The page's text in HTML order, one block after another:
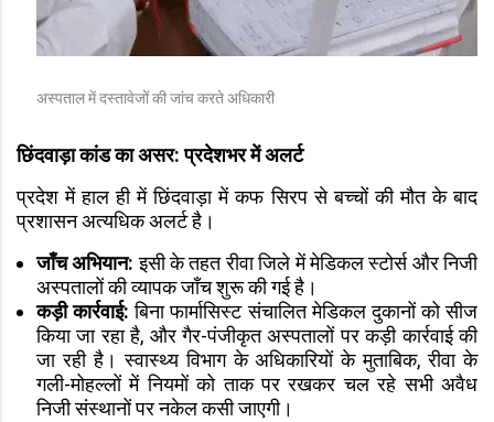
अस्पताल में दस्तावेजों की जांच करते अधिकारी
छिंदवाड़ा कांड का असर: प्रदेशभर में अलर्ट
प्रदेश में हाल ही में छिंदवाड़ा में कफ सिरप से बच्चों की मौत के बाद
प्रशासन अत्यधिक अलर्ट है।
जाँच अभियान: इसी के तहत रीवा जिले में मेडिकल स्टोर्स और निजी
अस्पतालों की व्यापक जाँच शुरू की गई है।
कड़ी कार्रवाई: बिना फार्मासिस्ट संचालित मेडिकल दुकानों को सीज
किया जा रहा है, और गैर-पंजीकृत अस्पतालों पर कड़ी कार्रवाई की
जा रही है। स्वास्थ्य विभाग के अधिकारियों के मुताबिक, रीवा के
गली-मोहल्लों में नियमों को ताक पर रखकर चल रहे सभी अवैध
निजी संस्थानों पर नकेल कसी जाएगी।